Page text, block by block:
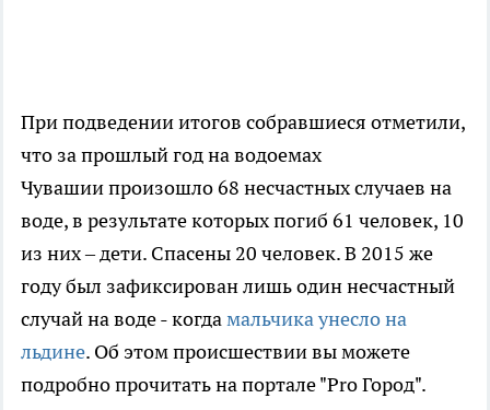
При подведении итогов собравшиеся отметили,
что за прошлый год на водоемах
Чувашии произошло 68 несчастных случаев на
воде, в результате которых погиб 61 человек, 10
из них – дети. Спасены 20 человек. В 2015 же
году был зафиксирован лишь один несчастный
случай на воде - когдамальчика унесло на
льдине. Об этом происшествии вы можете
подробно прочитать на портале "Pro Город".